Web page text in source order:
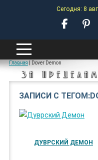
Сегодня: 8
ЗА
Главная Dover Demon
ЗАПИСИ С
ДУВРСКИЙ ДЕМОН